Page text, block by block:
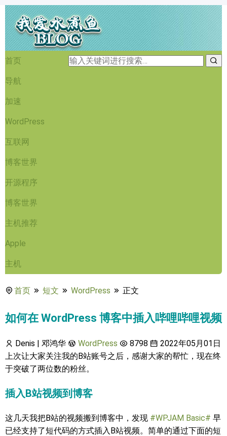
首页
导航
加速
WordPress
互联网
博客世界
开源程序
博客世界
主机推荐
Apple
主机
首页 短文 WordPress 正文
如何在 WordPress 博客中插入哔哩哔哩视频
Denis | 邓鸿华 WordPress 8798
2022年05月01日
上次让大家关注我的B站账号之后，感谢大家的帮忙，现在终
于突破了两位数的粉丝。
插入B站视频到博客
这几天我把B站的视频搬到博客中，发现 #WPJAM Basic# 早
已经支持了短代码的方式插入B站视频。简单的通过下面的短